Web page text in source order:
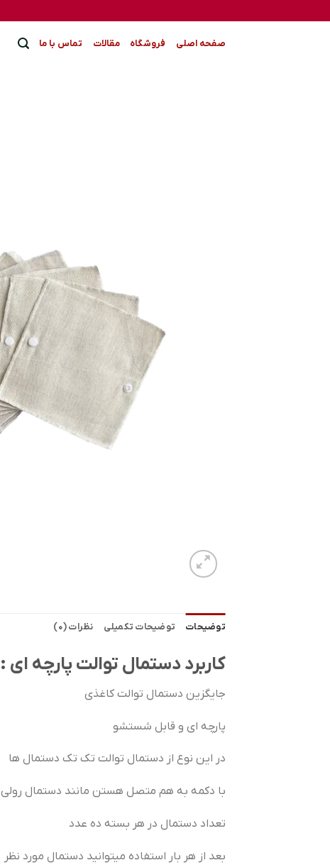
to
صفحه اصلی فروشگاه مقالات تماس با ما
توضیحات توضیحات تکمیلی نظرات (0)
کاربرد دستمال توالت پارچه ای :
جایگزین دستمال توالت کاغذی
پارچه ای و قابل شستشو
در این نوع از دستمال توالت تک تک دستمال ها
با دکمه به هم متصل هستن مانند دستمال رولی
تعداد دستمال در هر بسته ده عدد
بعد از هر بار استفاده میتوانید دستمال مورد نظر